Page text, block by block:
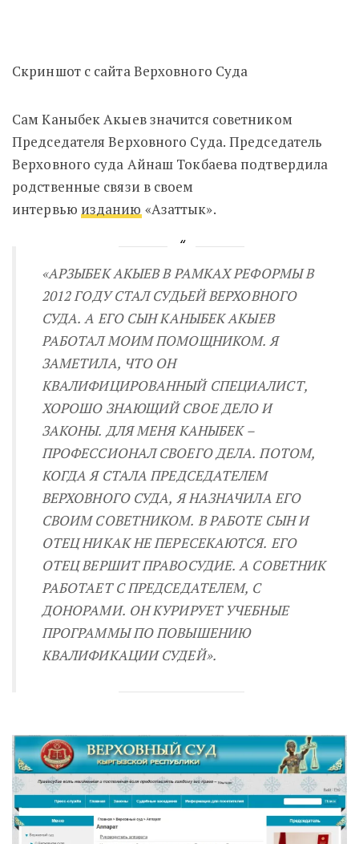
Скриншот с сайта Верховного Суда
Сам Каныбек Акыев значится советником
Председателя Верховного Суда. Председатель
Верховного суда Айнаш Токбаева подтвердила
родственные связи в своем
интервью изданию «Азаттык».
«АРЗЫБЕК АКЫЕВ В РАМКАХ РЕФОРМЫ В
2012 ГОДУ СТАЛ СУДЬЕЙ ВЕРХОВНОГО
СУДА. А ЕГО СЫН КАНЫБЕК АКЫЕВ
РАБОТАЛ МОИМ ПОМОЩНИКОМ. Я
ЗАМЕТИЛА, ЧТО ОН
КВАЛИФИЦИРОВАННЫЙ СПЕЦИАЛИСТ,
ХОРОШО ЗНАЮЩИЙ СВОЕ ДЕЛО И
ЗАКОНЫ. ДЛЯ МЕНЯ КАНЫБЕК –
ПРОФЕССИОНАЛ СВОЕГО ДЕЛА. ПОТОМ,
КОГДА Я СТАЛА ПРЕДСЕДАТЕЛЕМ
ВЕРХОВНОГО СУДА, Я НАЗНАЧИЛА ЕГО
СВОИМ СОВЕТНИКОМ. В РАБОТЕ СЫН И
ОТЕЦ НИКАК НЕ ПЕРЕСЕКАЮТСЯ. ЕГО
ОТЕЦ ВЕРШИТ ПРАВОСУДИЕ. А СОВЕТНИК
РАБОТАЕТ С ПРЕДСЕДАТЕЛЕМ, С
ДОНОРАМИ. ОН КУРИРУЕТ УЧЕБНЫЕ
ПРОГРАММЫ ПО ПОВЫШЕНИЮ
КВАЛИФИКАЦИИ СУДЕЙ».